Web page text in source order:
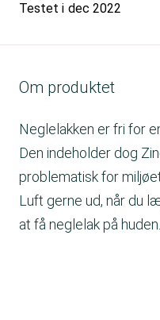
Testet i dec 2022
Om produktet
Neglelakken er fri for
Den indeholder dog
problematisk for
Luft gerne ud, når du
at få neglelak på huden.